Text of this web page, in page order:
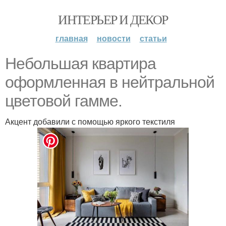
ИНТЕРЬЕР И ДЕКОР
главная новости статьи
Небольшая квартира
оформленная в нейтральной
цветовой гамме.
Акцент добавили с помощью яркого текстиля